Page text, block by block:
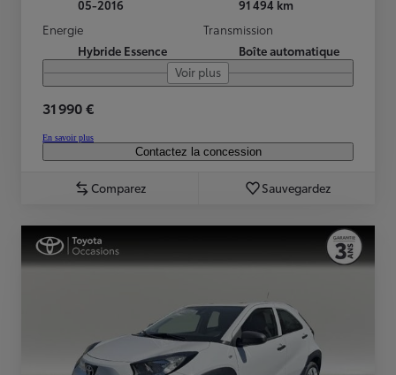
05-2016
91 494 km
Energie
Hybride Essence
Transmission
Boîte automatique
Voir plus
31 990 €
En savoir plus
Contactez la concession
Comparez Sauvegardez